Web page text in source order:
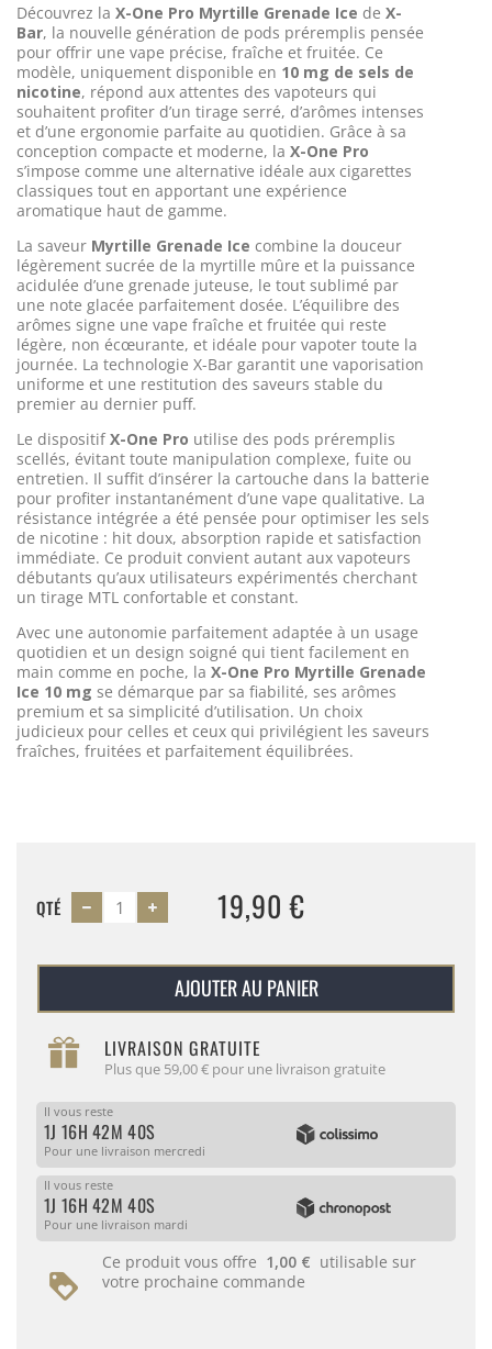
Découvrez la X-One Pro Myrtille Grenade Ice de X-
Bar, la nouvelle génération de pods préremplis pensée
pour offrir une vape précise, fraîche et fruitée. Ce
modèle, uniquement disponible en 10 mg de sels de
nicotine, répond aux attentes des vapoteurs qui
souhaitent profiter d’un tirage serré, d’arômes intenses
et d’une ergonomie parfaite au quotidien. Grâce à sa
conception compacte et moderne, la X-One Pro
s’impose comme une alternative idéale aux cigarettes
classiques tout en apportant une expérience
aromatique haut de gamme.
La saveur Myrtille Grenade Ice combine la douceur
légèrement sucrée de la myrtille mûre et la puissance
acidulée d’une grenade juteuse, le tout sublimé par
une note glacée parfaitement dosée. L’équilibre des
arômes signe une vape fraîche et fruitée qui reste
légère, non écœurante, et idéale pour vapoter toute la
journée. La technologie X-Bar garantit une vaporisation
uniforme et une restitution des saveurs stable du
premier au dernier puff.
Le dispositifX-One Pro utilise des pods préremplis
scellés, évitant toute manipulation complexe, fuite ou
entretien. Il suffit d’insérer la cartouche dans la batterie
pour profiter instantanément d’une vape qualitative. La
résistance intégrée a été pensée pour optimiser les sels
de nicotine : hit doux, absorption rapide et satisfaction
immédiate. Ce produit convient autant aux vapoteurs
débutants qu’aux utilisateurs expérimentés cherchant
un tirage MTL confortable et constant.
Avec une autonomie parfaitement adaptée à un usage
quotidien et un design soigné qui tient facilement en
main comme en poche, la X-One Pro Myrtille Grenade
Ice 10 mg se démarque par sa fiabilité, ses arômes
premium et sa simplicité d’utilisation. Un choix
judicieux pour celles et ceux qui privilégient les saveurs
fraîches, fruitées et parfaitement équilibrées.
QTÉ 19,90 €
AJOUTER AU PANIER
LIVRAISON GRATUITE
Plus que 59,00 € pour une livraison gratuite
Il vous reste
1J 16H 42M 40S
Pour une livraison mercredi
Il vous reste
1J 16H 42M 40S
Pour une livraison mardi
Ce produit vous offre 1,00 € utilisable sur
votre prochaine commande